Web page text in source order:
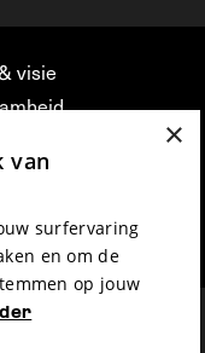
visie
bij FFG
Disclaimer
×
van
surfervaring
en om de
op jouw